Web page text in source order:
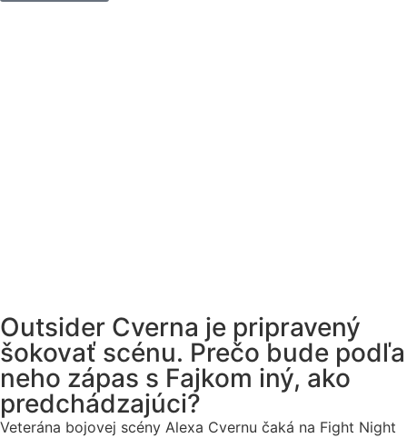
Outsider Cverna je pripravený
šokovať scénu. Prečo bude podľa
neho zápas s Fajkom iný, ako
predchádzajúci?
Veterána bojovej scény Alexa Cvernu čaká na Fight Night